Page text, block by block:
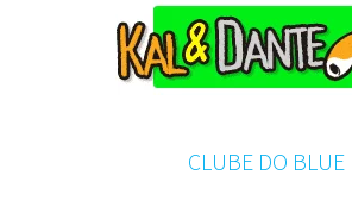
CLUBE DO BLUE